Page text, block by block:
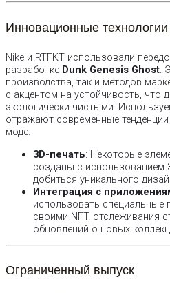
Инновационные технологии
Nike и RTFKT использовали
разработке Dunk Genesis Ghost.
производства, так и методов
с акцентом на устойчивость, что
экологически чистыми.
отражают современные
моде.
3D-печать: Некоторые
созданы с использованием
добиться уникального
Интеграция с
использовать специальные
своими NFT, отслеживания
обновлений о новых
Ограниченный выпуск